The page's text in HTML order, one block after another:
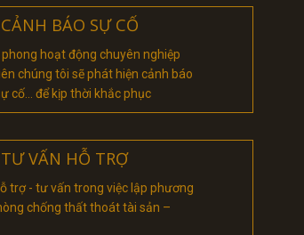
CẢNH BÁO SỰ CỐ
hoạt động chuyên nghiệp
chúng tôi sẽ phát hiện cảnh báo
cố... để kịp thời khắc phục
TƯ VẤN HỖ TRỢ
trợ - tư vấn trong việc lập phương
chống thất thoát tài sản –